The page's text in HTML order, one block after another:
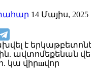
14 Մայիս, 2025